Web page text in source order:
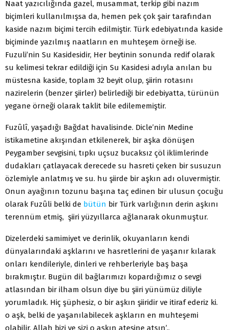
Naat yazıcılığında gazel, musammat, terkip gibi nazım
biçimleri kullanılmışsa da, hemen pek çok şair tarafından
kaside nazım biçimi tercih edilmiştir. Türk edebiyatında kaside
biçiminde yazılmış naatların en muhteşem örneği ise.
Fuzuli’nin Su Kasidesidir, Her beytinin sonunda redif olarak
su kelimesi tekrar edildiği için Su Kasidesi adıyla anılan bu
müstesna kaside, toplam 32 beyit olup, şiirin rotasını
nazirelerin (benzer şiirler) belirlediği bir edebiyatta, türünün
yegane örneği olarak taklit bile edilememiştir.
Fuzûlî, yaşadığı Bağdat havalisinde. Dicle’nin Medine
istikametine akışından etkilenerek, bir aşka dönüşen
Peygamber sevgisini, tıpkı uçsuz bucaksız çöl iklimlerinde
dudakları çatlayacak derecede su hasreti çeken bir susuzun
özlemiyle anlatmış ve su. hu şiirde bir aşkın adı oluvermiştir.
Onun ayağının tozunu başına taç edinen bir ulusun çocuğu
olarak Fuzûli belki de bütün bir Türk varlığının derin aşkını
terennüm etmiş, şiiri yüzyıllarca ağlanarak okunmuştur.
Dizelerdeki samimiyet ve derinlik, okuyanların kendi
dünyalarındaki aşklarını ve hasretlerini de yaşanır kılarak
onları kendileriyle, dinleri ve rehberleriyle baş başa
bırakmıştır. Bugün dil bağlarımızı kopardığımız o sevgi
atlasından bir ilham olsun diye bu şiiri yünümüz diliyle
yorumladık. Hiç şüphesiz, o bir aşkın şiiridir ve itiraf ederiz ki.
o aşk, belki de yaşanılabilecek aşkların en muhteşemi
olabilir. Allah bizi ve sizi o aşkın ateşine atsın’..